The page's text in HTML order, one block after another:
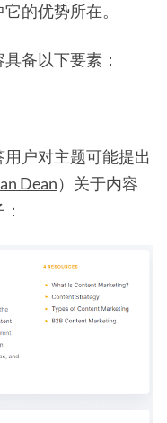
的优势所在。
备以下要素：
户对主题可能提出
Dean）关于内容